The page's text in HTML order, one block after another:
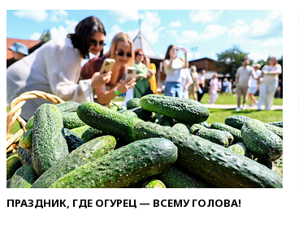
ПРАЗДНИК, ГДЕ ОГУРЕЦ — ВСЕМУ ГОЛОВА!